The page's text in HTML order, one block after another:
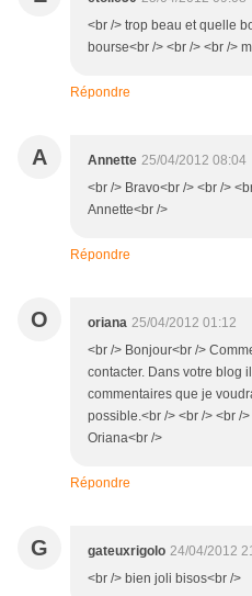
<br /> trop beau et quelle
bourse<br /> <br /> <br />
Répondre
A Annette 25/04/2012 08:04
<br /> Bravo<br /> <br />
Annette<br />
Répondre
O oriana 25/04/2012 01:12
<br /> Bonjour<br />
contacter. Dans votre blog
commentaires que je
possible.<br /> <br /> <br /
Oriana<br />
Répondre
G gateuxrigolo 24/04/2012
<br /> bien joli bisos<br />